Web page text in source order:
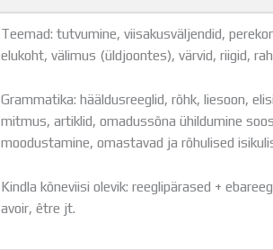
Teemad: tutvumine, viisakusväljendid,
elukoht, välimus (üldjoontes), värvid, riigid,
Grammatika: hääldusreeglid, rõhk, liesoon,
mitmus, artiklid, omadussõna ühildumine
moodustamine, omastavad ja rõhulised
Kindla kõneviisi olevik: reeglipärased +
avoir, être jt.